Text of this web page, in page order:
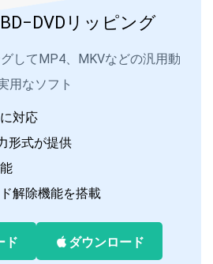
リッピング
してMP4、MKVなどの汎用動
用なソフト
対応
形式が提供
解除機能を搭載
ド ダウンロード